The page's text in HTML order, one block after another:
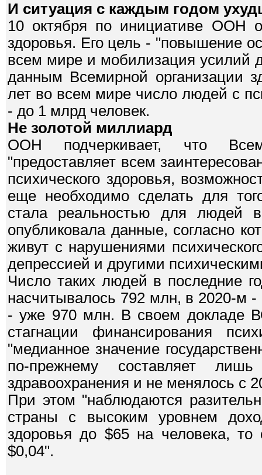
И ситуация с каждым годом
10 октября по инициативе ООН
здоровья. Его цель - "повышение
всем мире и мобилизация усилий
данным Всемирной организации
лет во всем мире число людей с
- до 1 млрд человек.
Не золотой миллиард
ООН подчеркивает, что
"предоставляет всем
психического здоровья,
еще необходимо сделать для
стала реальностью для людей
опубликовала данные, согласно
живут с нарушениями
депрессией и другими
Число таких людей в последние
насчитывалось 792 млн, в 2020-м
- уже 970 млн. В своем докладе
стагнации финансирования
"медианное значение
по-прежнему составляет
здравоохранения и не менялось с
При этом "наблюдаются
страны с высоким уровнем
здоровья до $65 на человека,
$0,04".